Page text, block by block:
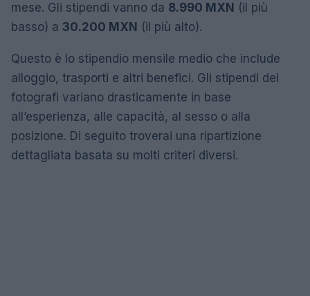
mese. Gli stipendi vanno da 8.990 MXN (il più
basso) a 30.200 MXN (il più alto).
Questo è lo stipendio mensile medio che include
alloggio, trasporti e altri benefici. Gli stipendi dei
fotografi variano drasticamente in base
all’esperienza, alle capacità, al sesso o alla
posizione. Di seguito troverai una ripartizione
dettagliata basata su molti criteri diversi.